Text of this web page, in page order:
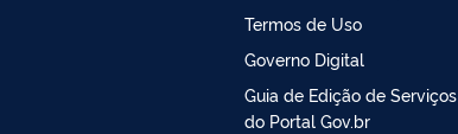
Termos de Uso
Governo Digital
Guia de Edição de Serviços
do Portal Gov.br